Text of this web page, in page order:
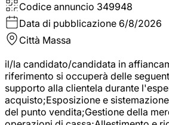
Codice annuncio 349948
Data di pubblicazione 6/8/2026
Città Massa
il/la candidato/candidata in
riferimento si occuperà delle
supporto alla clientela durante
acquisto;Esposizione e
del punto vendita;Gestione della